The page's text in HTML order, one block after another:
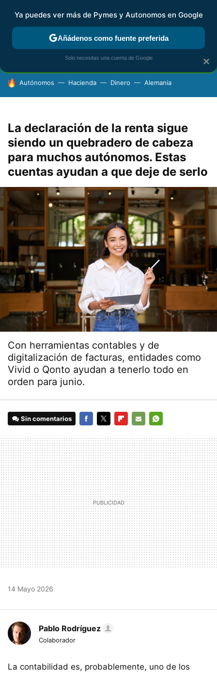
FISCALIDAD Y CONTABILIDAD KIT DIGITAL RENTA
HOY SE HABLA DE
Autónomos Hacienda Dinero Alemania
La declaración de la renta sigue
siendo un quebradero de cabeza
para muchos autónomos. Estas
cuentas ayudan a que deje de serlo
Con herramientas contables y de
digitalización de facturas, entidades como
Vivid o Qonto ayudan a tenerlo todo en
orden para junio.
Sin comentarios
MAIL
14 Mayo 2026
Pablo Rodríguez
Colaborador
La contabilidad es, probablemente, uno de los
×
Ya puedes ver más de Pymes y Autonomos en Google
Añádenos como fuente preferida
Solo necesitas una cuenta de Google